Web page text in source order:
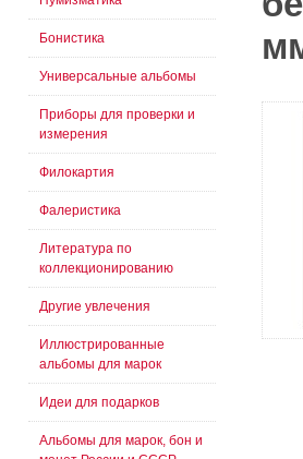
Бонистика
Универсальные альбомы
Приборы для проверки и
измерения
Филокартия
Фалеристика
Литература по
коллекционированию
Другие увлечения
Иллюстрированные
альбомы для марок
Идеи для подарков
Альбомы для марок, бон и